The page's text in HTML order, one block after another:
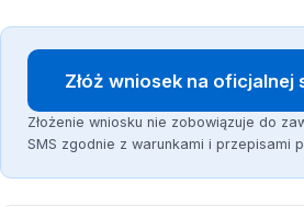
Złóż wniosek na oficjalnej
Złożenie wniosku nie zobowiązuje do
SMS zgodnie z warunkami i przepisami